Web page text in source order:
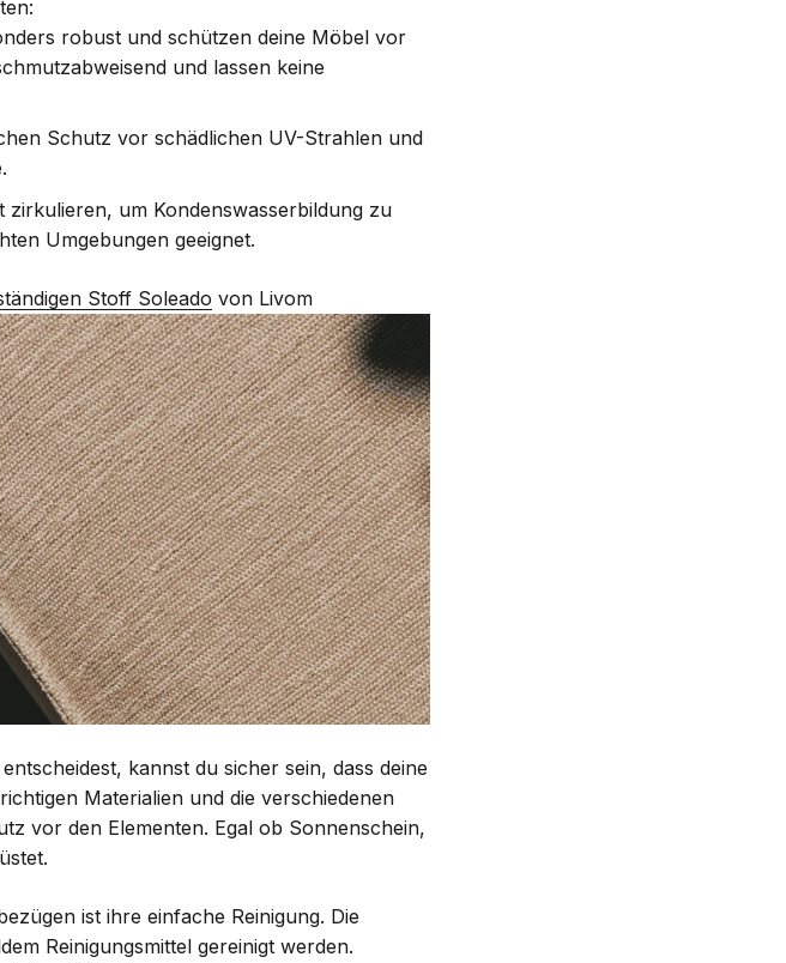
robust und schützen deine Möbel vor
und lassen keine
Schutz vor schädlichen UV-Strahlen und
zirkulieren, um Kondenswasserbildung zu
Umgebungen geeignet.
Stoff Soleado von Livom
kannst du sicher sein, dass deine
Materialien und die verschiedenen
vor den Elementen. Egal ob Sonnenschein,
ist ihre einfache Reinigung. Die
Reinigungsmittel gereinigt werden.